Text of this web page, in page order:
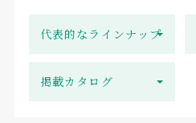
代表的なラインナップ
掲載カタログ